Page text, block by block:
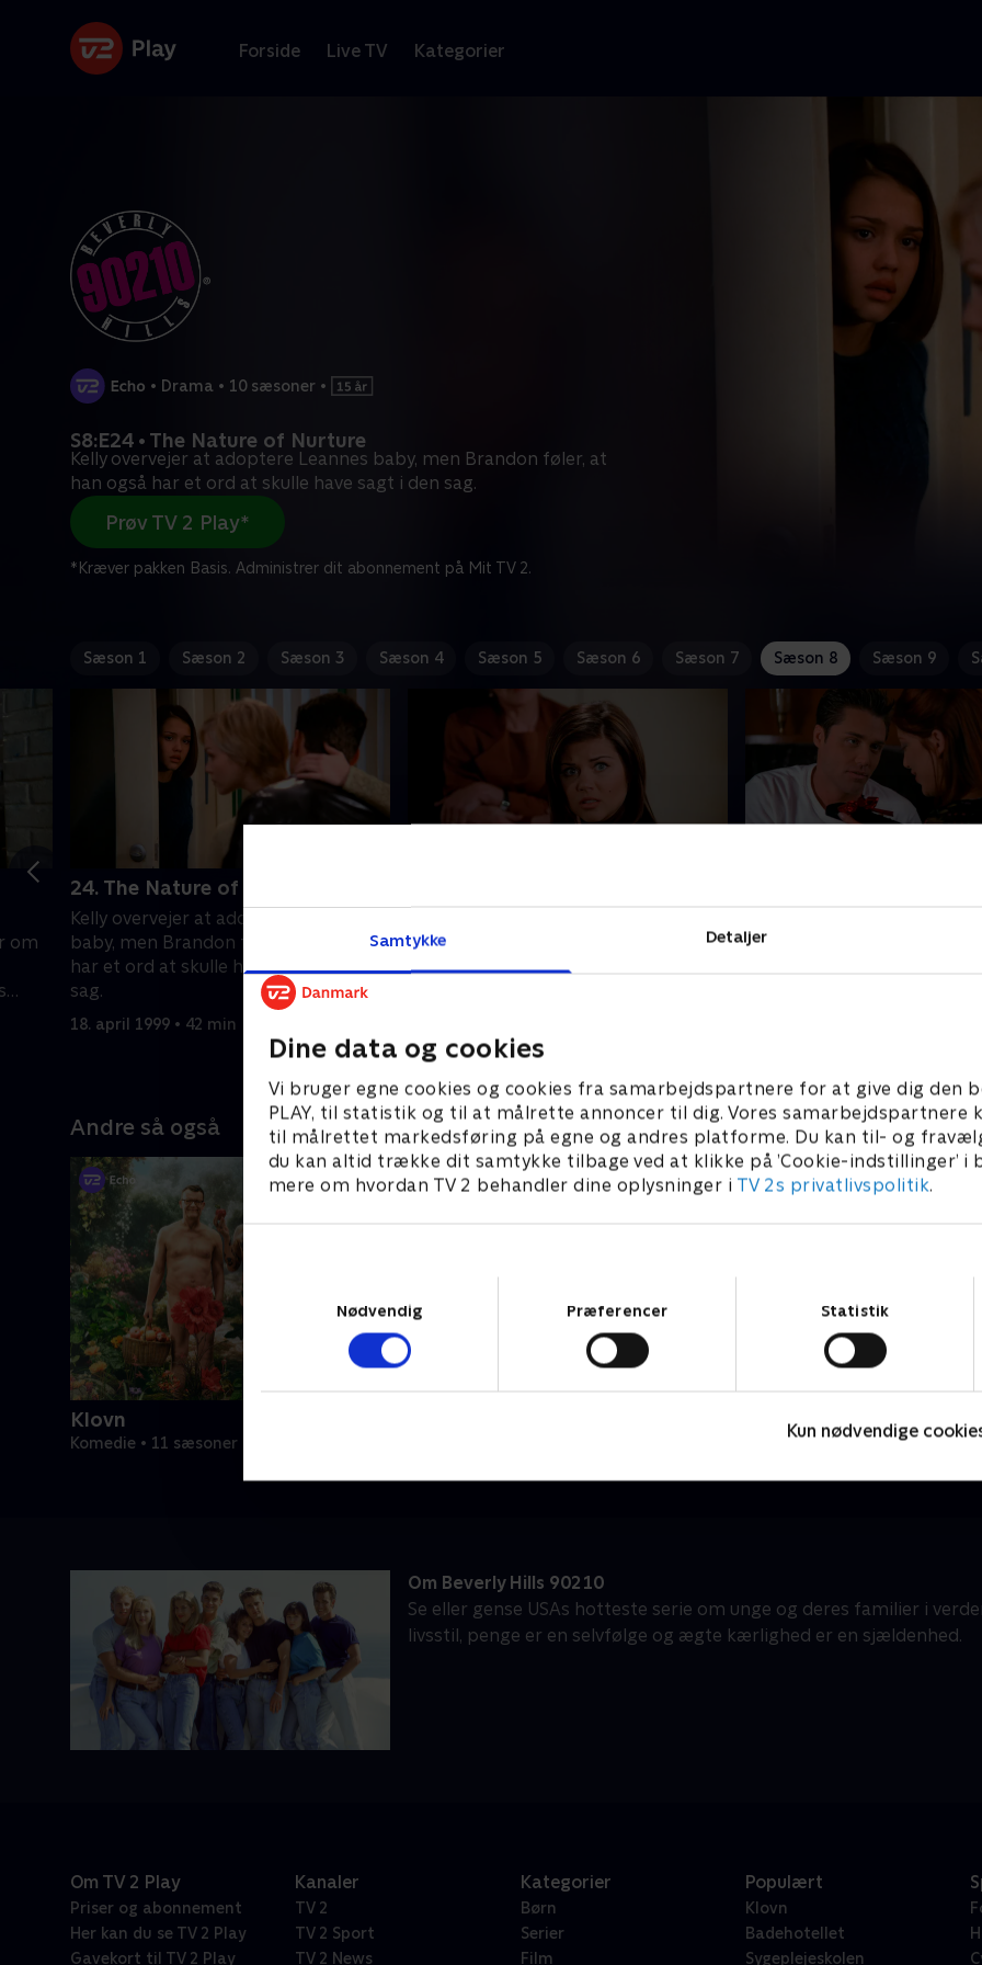
Samtykke Detaljer
Dine data og cookies
Vi bruger egne cookies og cookies fra samarbejdspartnere for at give dig den
PLAY, til statistik og til at målrette annoncer til dig. Vores samarbejdspartnere
til målrettet markedsføring på egne og andres platforme. Du kan til- og
du kan altid trække dit samtykke tilbage ved at klikke på ’Cookie-indstillinger’ i
mere om hvordan TV 2 behandler dine oplysninger i TV 2s privatlivspolitik.
Nødvendig
Præferencer Statistik
Kun nødvendige
Forside Live TV Kategorier
• Drama • 10 sæsoner •
S8:E24 • The Nature of Nurture
Kelly overvejer at adoptere Leannes baby, men Brandon føler, at
han også har et ord at skulle have sagt i den sag.
Prøv TV 2 Play*
*Kræver pakken Basis. Administrer dit abonnement på Mit TV 2.
Sæson 1 Sæson 2 Sæson 3 Sæson 4 Sæson 5 Sæson 6 Sæson 7 Sæson 8 Sæson 9
om
24. The Nature of Nurture
Kelly overvejer at adoptere Leannes
baby, men Brandon føler, at han også
har et ord at skulle have sagt i den
sag.
18. april 1999 • 42 min
overraskelse på sin datters
fødselsdag, der bestemt ikke gør
Donna. Han prøver at
Andre så også
Klovn
Komedie • 11 sæsoner
Om Beverly Hills 90210
Se eller gense USAs hotteste serie om unge og deres familier i
livsstil, penge er en selvfølge og ægte kærlighed er en sjældenhed.
Om TV 2 Play
Priser og abonnement
Her kan du se TV 2 Play
Gavekort til TV 2 Play
Kanaler
TV 2
TV 2 Sport
TV 2 News
Kategorier
Børn
Serier
Film
Populært
Klovn
Badehotellet
Sygeplejeskolen